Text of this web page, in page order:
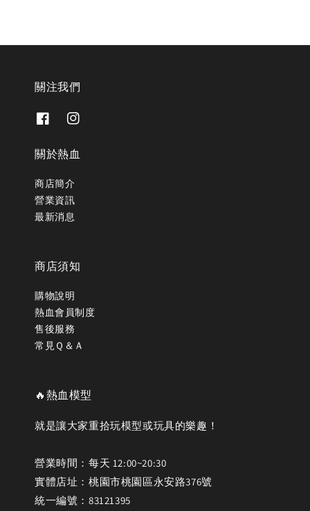
關注我們
關於熱血
商店簡介
營業資訊
最新消息
商店須知
購物說明
熱血會員制度
售後服務
常見Ｑ＆Ａ
🔥熱血模型
就是讓大家重拾玩模型或玩具的樂趣！
營業時間：每天 12:00~20:30
實體店址：桃園市桃園區永安路376號
統一編號：83121395